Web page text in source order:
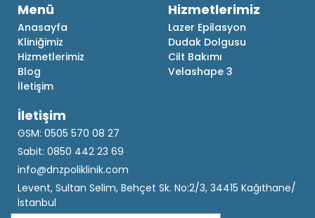
Menü
Anasayfa
Kliniğimiz
Hizmetlerimiz
Blog
İletişim
Hizmetlerimiz
Lazer Epilasyon
Dudak Dolgusu
Cilt Bakımı
Velashape 3
İletişim
GSM: 0505 570 08 27
Sabit: 0850 442 23 69
info@dnzpoliklinik.com
Levent, Sultan Selim, Behçet Sk. No:2/3, 34415 Kağıthane/
İstanbul